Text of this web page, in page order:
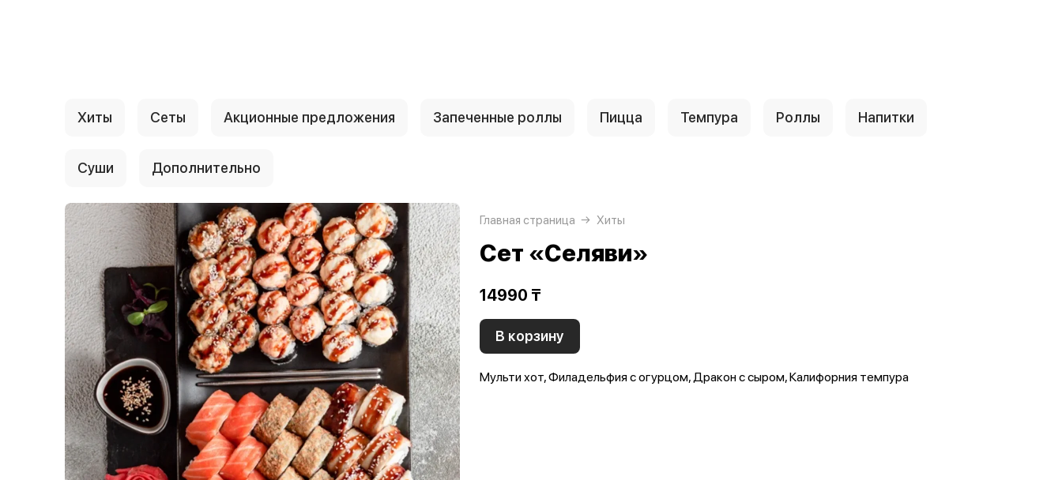
Хиты Сеты Акционные предложения Запеченные роллы Пицца Темпура Роллы Напитки
Суши Дополнительно
Главная страница Хиты
Сет «Селяви»
14990 ₸
В корзину
Мульти хот, Филадельфия с огурцом, Дракон с сыром, Калифорния темпура